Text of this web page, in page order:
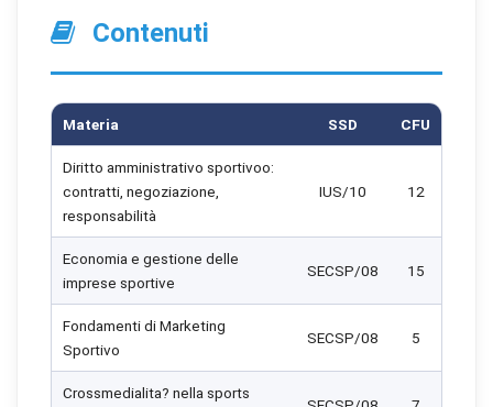
Contenuti
Materia SSD CFU
Diritto amministrativo sportivoo:
contratti, negoziazione,
responsabilità
IUS/10 12
Economia e gestione delle
imprese sportive
SECSP/08 15
Fondamenti di Marketing
Sportivo
SECSP/08 5
Crossmedialita? nella sports